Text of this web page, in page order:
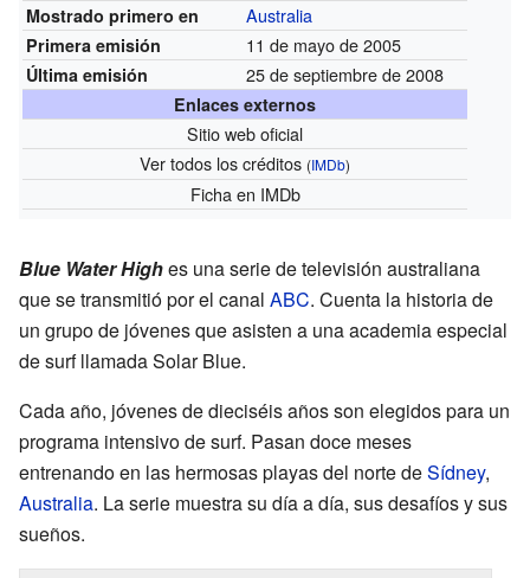
Mostrado primero en Australia
Primera emisión 11 de mayo de 2005
Última emisión 25 de septiembre de 2008
Enlaces externos
Sitio web oficial
Ver todos los créditos (IMDb)
Fichaen IMDb
Blue Water Highes una serie de televisión australiana
que se transmitió por el canal ABC. Cuenta la historia de
un grupo de jóvenes que asisten a una academia especial
de surf llamada Solar Blue.
Cada año, jóvenes de dieciséis años son elegidos para un
programa intensivo de surf. Pasan doce meses
entrenando en las hermosas playas del norte deSídney,
Australia. La serie muestra su día a día, sus desafíos y sus
sueños.